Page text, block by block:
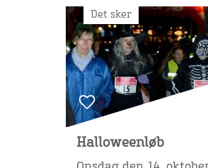
Det sker
Halloweenløb